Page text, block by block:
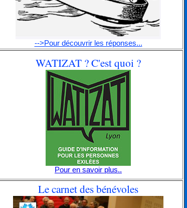
-->Pour découvrir les réponses...
WATIZAT ? C'est quoi ?
Pour en savoir plus..
Le carnet des bénévoles